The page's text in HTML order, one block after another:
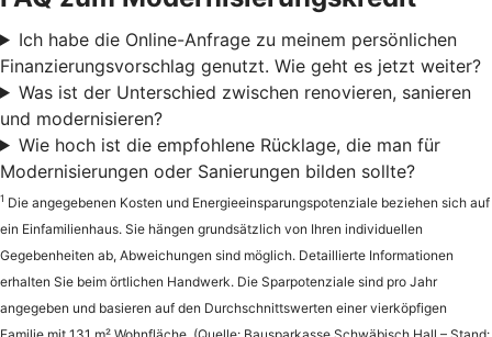
Ich habe die Online-Anfrage zu meinem persönlichen
Finanzierungsvorschlag genutzt. Wie geht es jetzt weiter?
Was ist der Unterschied zwischen renovieren, sanieren
und modernisieren?
Wie hoch ist die empfohlene Rücklage, die man für
Modernisierungen oder Sanierungen bilden sollte?
1 Die angegebenen Kosten und Energieeinsparungspotenziale beziehen sich auf
ein Einfamilienhaus. Sie hängen grundsätzlich von Ihren individuellen
Gegebenheiten ab, Abweichungen sind möglich. Detaillierte Informationen
erhalten Sie beim örtlichen Handwerk. Die Sparpotenziale sind pro Jahr
angegeben und basieren auf den Durchschnittswerten einer vierköpfigen